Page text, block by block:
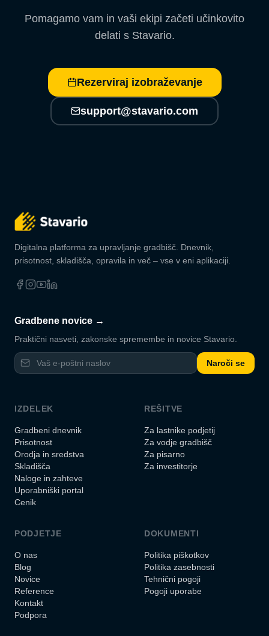
Pomagamo vam in vaši ekipi začeti učinkovito
delati s Stavario.
Rezerviraj izobraževanje
support@stavario.com
Digitalna platforma za upravljanje gradbišč. Dnevnik,
prisotnost, skladišča, opravila in več – vse v eni aplikaciji.
Gradbene novice →
Praktični nasveti, zakonske spremembe in novice Stavario.
Naroči se
IZDELEK
Gradbeni dnevnik
Prisotnost
Orodja in sredstva
Skladišča
Naloge in zahteve
Uporabniški portal
Cenik
REŠITVE
Za lastnike podjetij
Za vodje gradbišč
Za pisarno
Za investitorje
PODJETJE
O nas
Blog
Novice
Reference
Kontakt
Podpora
DOKUMENTI
Politika piškotkov
Politika zasebnosti
Tehnični pogoji
Pogoji uporabe